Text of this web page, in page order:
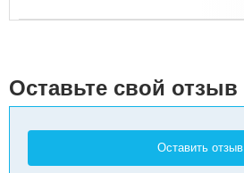
Оставьте свой отзыв
Оставить отзыв